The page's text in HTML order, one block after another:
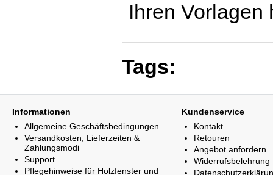
Ihren Vorlagen
Tags:
Informationen
Allgemeine Geschäftsbedingungen
Versandkosten, Lieferzeiten &
Zahlungsmodi
Support
Pflegehinweise für Holzfenster und
Kundenservice
Kontakt
Retouren
Angebot anfordern
Widerrufsbelehrung